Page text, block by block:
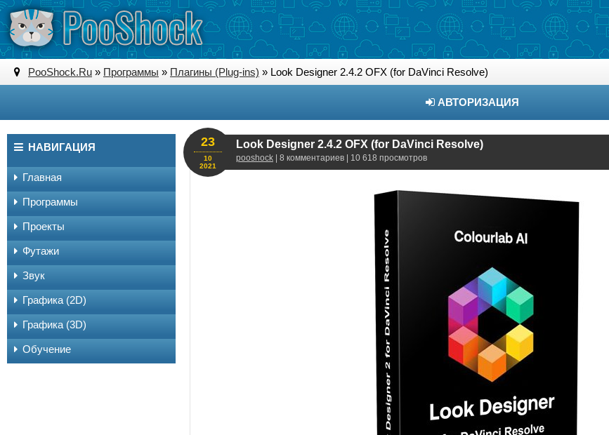
PooShock.Ru » Программы » Плагины (Plug-ins) » Look Designer 2.4.2 OFX (for DaVinci Resolve)
АВТОРИЗАЦИЯ
Look Designer 2.4.2 OFX (for DaVinci Resolve)
pooshock | 8 комментариев | 10 618 просмотров
23
10
2021
НАВИГАЦИЯ
Главная
Программы
Проекты
Футажи
Звук
Графика (2D)
Графика (3D)
Обучение